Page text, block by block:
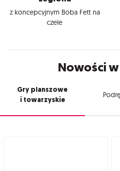
z koncepcyjnym Boba Fett na
czele
Nowości
Gry planszowe
i towarzyskie